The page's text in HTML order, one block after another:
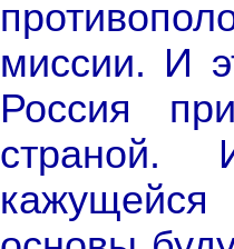
миссии. И
Россия
страной.
кажущейся